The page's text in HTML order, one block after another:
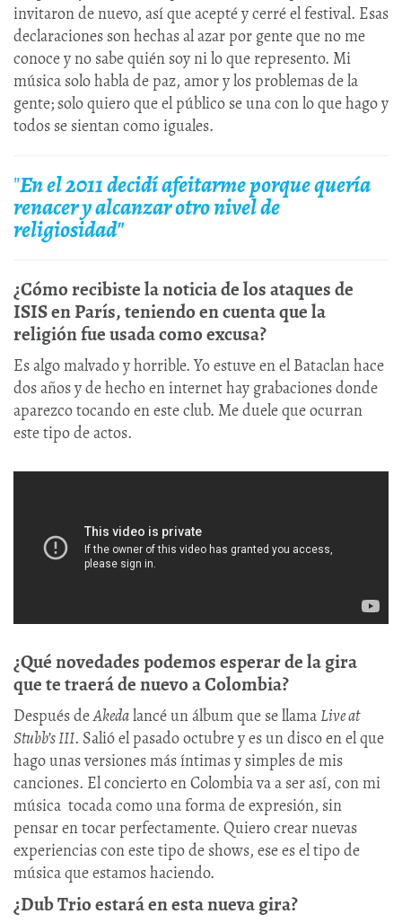
invitaron de nuevo, así que acepté y cerré el festival. Esas
declaraciones son hechas al azar por gente que no me
conoce y no sabe quién soy ni lo que represento. Mi
música solo habla de paz, amor y los problemas de la
gente; solo quiero que el público se una con lo que hago y
todos se sientan como iguales.
"En el 2011 decidí afeitarme porque quería
renacer y alcanzar otro nivel de
religiosidad"
¿Cómo recibiste la noticia de los ataques de
ISIS en París, teniendo en cuenta que la
religión fue usada como excusa?
Es algo malvado y horrible. Yo estuve en el Bataclan hace
dos años y de hecho en internet hay grabaciones donde
aparezco tocando en este club. Me duele que ocurran
este tipo de actos.
¿Qué novedades podemos esperar de la gira
que te traerá de nuevo a Colombia?
Después deAkedalancé un álbum que se llama Live at
Stubb’s III. Salió el pasado octubre y es un disco en el que
hago unas versiones más íntimas y simples de mis
canciones. El concierto en Colombia va a ser así, con mi
música tocada como una forma de expresión, sin
pensar en tocar perfectamente. Quiero crear nuevas
experiencias con este tipo de shows, ese es el tipo de
música que estamos haciendo.
¿Dub Trio estará en esta nueva gira?